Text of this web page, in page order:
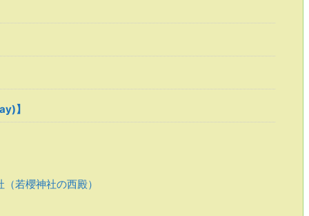
】
若櫻神社の西殿）